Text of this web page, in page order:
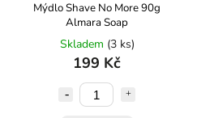
Mýdlo Shave No More 90g
Almara Soap
Skladem (3 ks)
199 Kč